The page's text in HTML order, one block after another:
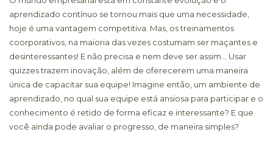
aprendizado contínuo se tornou mais que uma necessidade,
hoje é uma vantagem competitiva. Mas, os treinamentos
coorporativos, na maioria das vezes costumam ser maçantes e
desinteressantes! E não precisa e nem deve ser assim... Usar
quizzes trazem inovação, além de oferecerem uma maneira
única de capacitar sua equipe! Imagine então, um ambiente de
aprendizado, no qual sua equipe está ansiosa para participar e o
conhecimento é retido de forma eficaz e interessante? E que
você ainda pode avaliar o progresso, de maneira simples?